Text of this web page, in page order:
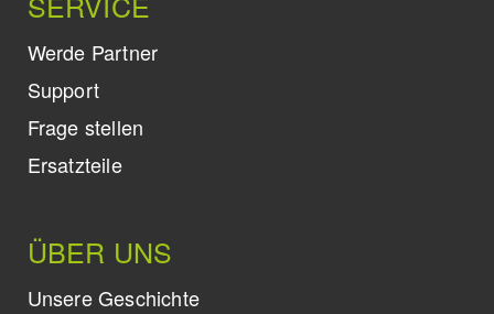
Werde Partner
Support
Frage stellen
Ersatzteile
ÜBER UNS
Unsere Geschichte